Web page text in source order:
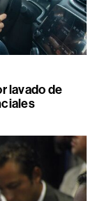
lavado de